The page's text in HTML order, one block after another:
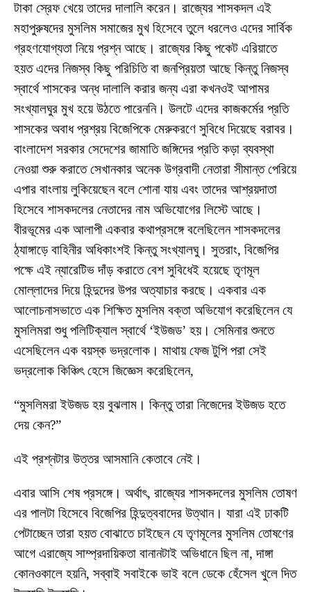
টাকা স্রেফ খেয়ে তাদের দালালি করেন। রাজ্যের শাসকদল এই
মহাপুরুষদের মুসলিম সমাজের মুখ হিসেবে তুলে ধরলেও এদের সার্বিক
গ্রহণযোগ্যতা নিয়ে প্রশ্ন আছে। রাজ্যের কিছু পকেট এরিয়াতে
হয়ত এদের নিজস্ব কিছু পরিচিতি বা জনপ্রিয়তা আছে কিন্তু নিজস্ব
স্বার্থে শাসকের অন্ধ দালালি করার জন্য এরা কখনওই আপামর
সংখ্যালঘুর মুখ হয়ে উঠতে পারেননি। উলটে এদের কাজকর্মের প্রতি
শাসকের অবাধ প্রশ্রয় বিজেপিকে মেরুকরণে সুবিধে দিয়েছে বরাবর।
বাংলাদেশ সরকার সেদেশের জামাতি জঙ্গিদের প্রতি কড়া ব্যবস্থা
নেওয়া শুরু করাতে সেখানকার অনেক উগ্রবাদী নেতারা সীমান্ত পেরিয়ে
এপার বাংলায় লুকিয়েছেন বলে শোনা যায় এবং তাদের আশ্রয়দাতা
হিসেবে শাসকদলের নেতাদের নাম অভিযোগের লিস্টে আছে।
বীরভূমের এক আলাপী একবার কথাপ্রসঙ্গে বলেছিলেন শাসকদলের
ঠ্যাঙ্গাড়ে বাহিনীর অধিকাংশই কিন্তু সংখ্যালঘু। সুতরাং, বিজেপির
পক্ষে এই ন্যারেটিভ দাঁড় করাতে বেশ সুবিধেই হয়েছে তৃণমূল
মোল্লাদের দিয়ে হিন্দুদের উপর অত্যাচার করছে। একবার এক
আলোচনাসভাতে এক শিক্ষিত মুসলিম বক্তা অভিযোগ করেছিলেন যে
মুসলিমরা শুধু পলিটিক্যাল স্বার্থে ‘ইউজড’ হয়। সেমিনার শুনতে
এসেছিলেন এক বয়স্ক ভদ্রলোক। মাথায় ফেজ টুপি পরা সেই
ভদ্রলোক কিঞ্চিৎ হেসে জিজ্ঞেস করেছিলেন,
“মুসলিমরা ইউজড হয় বুঝলাম। কিন্তু তারা নিজেদের ইউজড হতে
দেয় কেন?”
এই প্রশ্নটার উত্তর আসমানি কেতাবে নেই।
এবার আসি শেষ প্রসঙ্গে। অর্থাৎ, রাজ্যের শাসকদলের মুসলিম তোষণ
এর পালটা হিসেবে বিজেপির হিন্দুত্ববাদের উত্থান। যারা এই ঢাকটি
পেটাচ্ছেন তারা হয়ত বোঝাতে চাইছেন যে তৃণমূলের মুসলিম তোষণের
আগে এরাজ্যে সাম্প্রদায়িকতা বানানটাই অভিধানে ছিল না, দাঙ্গা
কোনওকালে হয়নি, সব্বাই সবাইকে ভাই বলে ডেকে হেঁসেল খুলে দিত